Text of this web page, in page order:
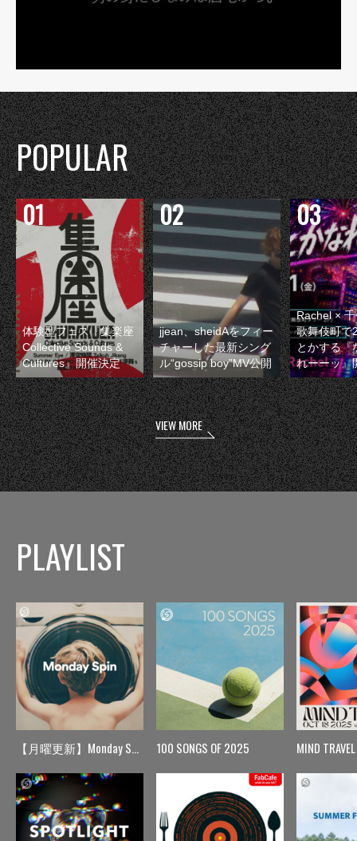
POPULAR
体験型フェス『集楽座
Collective Sounds &
Cultures』開催決定
jjean、sheidAをフィー
チャーした最新シング
ル“gossip boy”MV公開
Rachel ×
歌舞伎町で
とかする『
れーーッ』
VIEW MORE
PLAYLIST
【月曜更新】Monday Spin 100 SONGS OF 2025 MIND TRAVEL